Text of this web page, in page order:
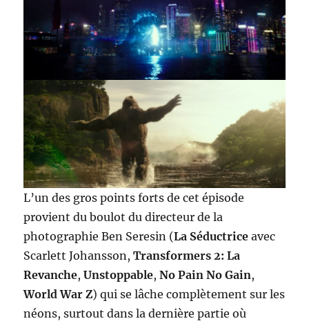
L’un des gros points forts de cet épisode
provient du boulot du directeur de la
photographie Ben Seresin (La Séductrice avec
Scarlett Johansson,Transformers 2: La
Revanche,Unstoppable,No Pain No Gain,
World War Z) qui se lâche complètement sur les
néons, surtout dans la dernière partie où